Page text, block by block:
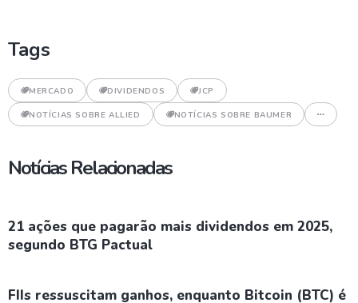
Tags
MERCADO DIVIDENDOS JCP
NOTÍCIAS SOBRE ALLIED NOTÍCIAS SOBRE BAUMER
Notícias Relacionadas
21 ações que pagarão mais dividendos em 2025,
segundo BTG Pactual
FIIs ressuscitam ganhos, enquanto Bitcoin (BTC) é